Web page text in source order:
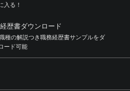
入る！
歴書ダウンロード
種の解説つき職務経歴書サンプルをダ
ード可能